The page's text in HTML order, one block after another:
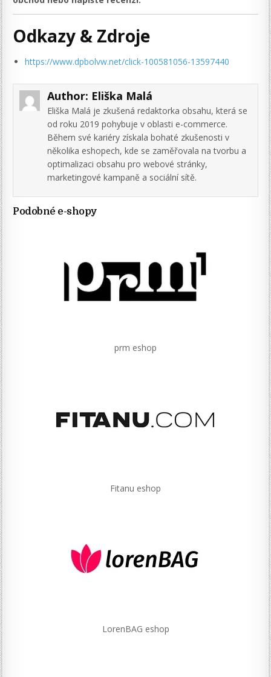
Odkazy & Zdroje
https://www.dpbolvw.net/click-100581056-13597440
Author: Eliška Malá
Eliška Malá je zkušená redaktorka obsahu, která se
od roku 2019 pohybuje v oblasti e-commerce.
Během své kariéry získala bohaté zkušenosti v
několika eshopech, kde se zaměřovala na tvorbu a
optimalizaci obsahu pro webové stránky,
marketingové kampaně a sociální sítě.
Podobné e-shopy
prm eshop
Fitanu eshop
LorenBAG eshop